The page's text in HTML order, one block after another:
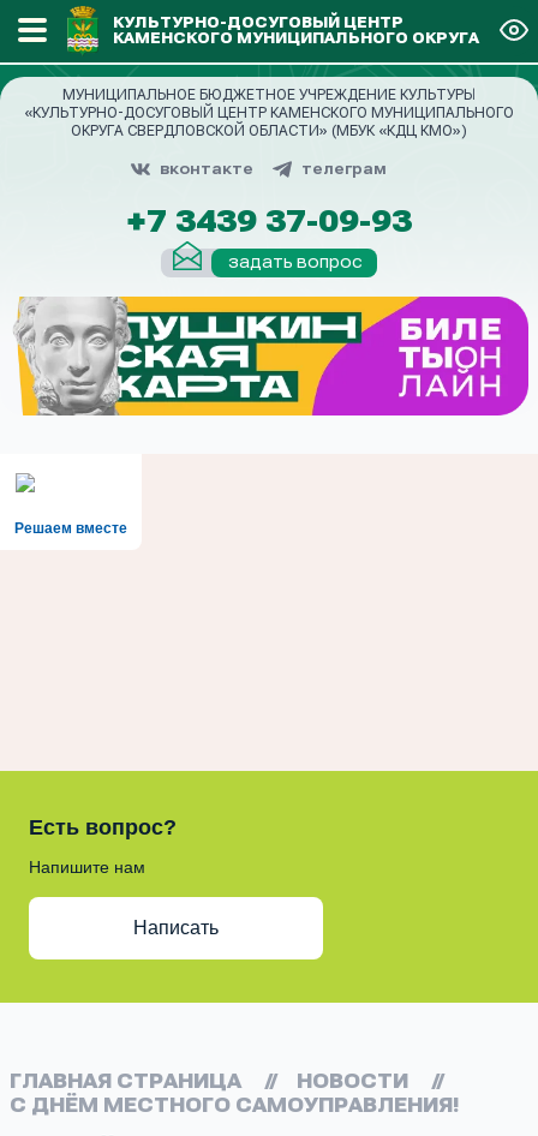
КУЛЬТУРНО-ДОСУГОВЫЙ ЦЕНТР
КАМЕНСКОГО МУНИЦИПАЛЬНОГО ОКРУГА
МУНИЦИПАЛЬНОЕ БЮДЖЕТНОЕ УЧРЕЖДЕНИЕ КУЛЬТУРЫ
«КУЛЬТУРНО-ДОСУГОВЫЙ ЦЕНТР КАМЕНСКОГО МУНИЦИПАЛЬНОГО
ОКРУГА СВЕРДЛОВСКОЙ ОБЛАСТИ» (МБУК «КДЦ КМО»)
вконтакте телеграм
+7 3439 37-09-93
задать вопрос
Решаем вместе
Есть вопрос?
Напишите нам
Написать
ГЛАВНАЯ СТРАНИЦА // НОВОСТИ
//
С ДНЁМ МЕСТНОГО САМОУПРАВЛЕНИЯ!